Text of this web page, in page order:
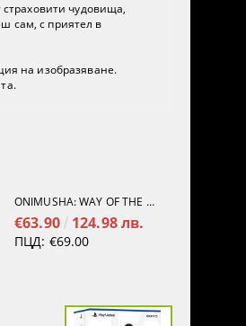
чудовища,
сам, с приятел в
на изобразяване.
ONIMUSHA: WAY OF THE SWORD [NINTENDO SWITCH 2]
€63.90 124.98 лв.
ПЦД: €69.00